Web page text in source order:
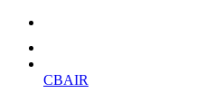
CBAIR